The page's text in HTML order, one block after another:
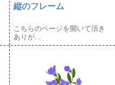
縦のフレーム
こちらのページを開いて頂き
ありが...